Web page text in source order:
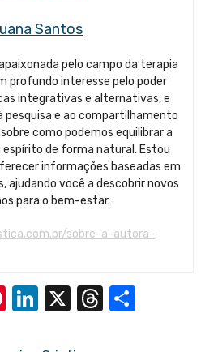
Santos
pelo campo da terapia
profundo interesse pelo poder
integrativas e alternativas, e
pesquisa e ao compartilhamento
como podemos equilibrar a
espírito de forma natural. Estou
informações baseadas em
ajudando você a descobrir novos
para o bem-estar.
sobre-a-autora-
Pi Li
X
T